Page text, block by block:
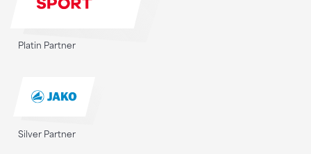
Platin Partner
Silver Partner